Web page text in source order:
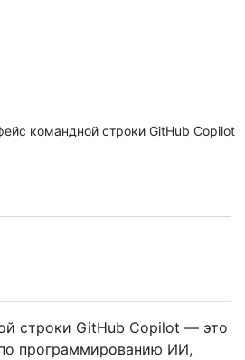
командной строки GitHub Copilot
строки GitHub Copilot — это
программированию ИИ,